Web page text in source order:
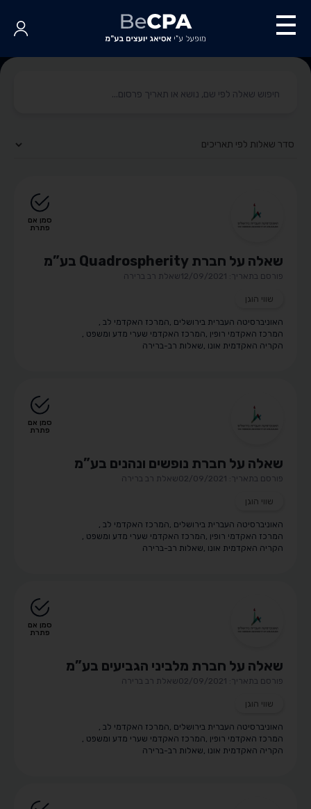
שאלה על חברת Quadrospherity בע”מ
פורסם בתאריך: 12/09/2021 שאלת רב ברירה
שווי הוגן
האוניברסיטה העברית בירושלים ,המרכז האקדמי לב ,
המרכז האקדמי רופין ,המרכז האקדמי שערי מדע ומשפט ,
הקריה האקדמית אונו ,שאלות רב-ברירה
סמן אם
פתרת
שאלה על חברת נופשים ונהנים בע”מ
פורסם בתאריך: 02/09/2021 שאלת רב ברירה
שווי הוגן
האוניברסיטה העברית בירושלים ,המרכז האקדמי לב ,
המרכז האקדמי רופין ,המרכז האקדמי שערי מדע ומשפט ,
הקריה האקדמית אונו ,שאלות רב-ברירה
סמן אם
פתרת
שאלה על חברת מלביני הגביעים בע”מ
פורסם בתאריך: 02/09/2021 שאלת רב ברירה
שווי הוגן
האוניברסיטה העברית בירושלים ,המרכז האקדמי לב ,
המרכז האקדמי רופין ,המרכז האקדמי שערי מדע ומשפט ,
הקריה האקדמית אונו ,שאלות רב-ברירה
סמן אם
פתרת